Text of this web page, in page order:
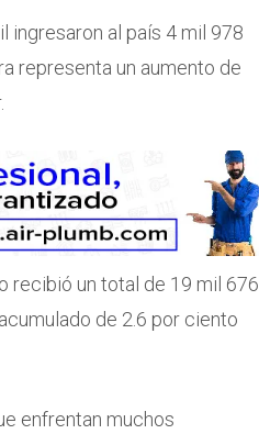
ingresaron al país 4 mil 978
representa un aumento de
recibió un total de 19 mil 676
de 2.6 por ciento
enfrentan muchos